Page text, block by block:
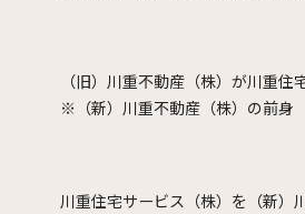
（旧）川重不動産（株）が川重
※（新）川重不動産（株）の前身
川重住宅サービス（株）を（新）